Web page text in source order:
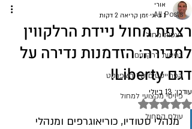
All Posts
רצפות מחול
בריאות לרקדנים
הפרוייקטים של ריצפרקט
פיויסי מקצועי למחול
עולם המחול
רצפת מחול ניידת הרלקווין
למכירה: הזדמנות נדירה על
דגם Liberty!
אורי
1 ביוני
זמן קריאה 2 דקות
עודכן: 13 ביולי
דירוג של NaN מתוך 5 כוכבים
מנהלי סטודיו, כוריאוגרפים ומנהלי